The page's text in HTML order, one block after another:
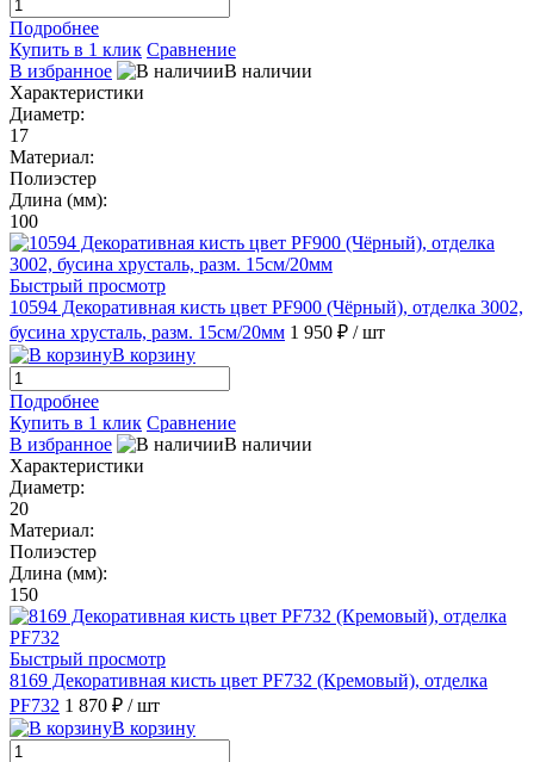
Подробнее
Купить в 1 клик Сравнение
В избранное
В наличии
Характеристики
Диаметр:
17
Материал:
Полиэстер
Длина (мм):
100
Быстрый просмотр
10594 Декоративная кисть цвет PF900 (Чёрный), отделка 3002,
бусина хрусталь, разм. 15см/20мм 1 950 ₽ / шт
В корзину
Подробнее
Купить в 1 клик Сравнение
В избранное
В наличии
Характеристики
Диаметр:
20
Материал:
Полиэстер
Длина (мм):
150
Быстрый просмотр
8169 Декоративная кисть цвет PF732 (Кремовый), отделка
PF732 1 870 ₽ / шт
В корзину